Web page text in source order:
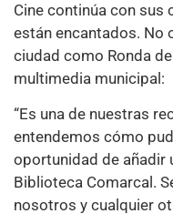
Cine continúa con sus
están encantados. No
ciudad como Ronda
multimedia municipal:
“Es una de nuestras
entendemos cómo
oportunidad de añadir
Biblioteca Comarcal.
nosotros y cualquier